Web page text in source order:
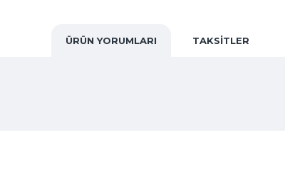
ÜRÜN YORUMLARI TAKSITLER